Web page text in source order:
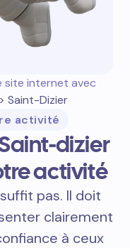
site internet avec
> Saint-Dizier
activité
dizier
activité
pas. Il doit
clairement
à ceux